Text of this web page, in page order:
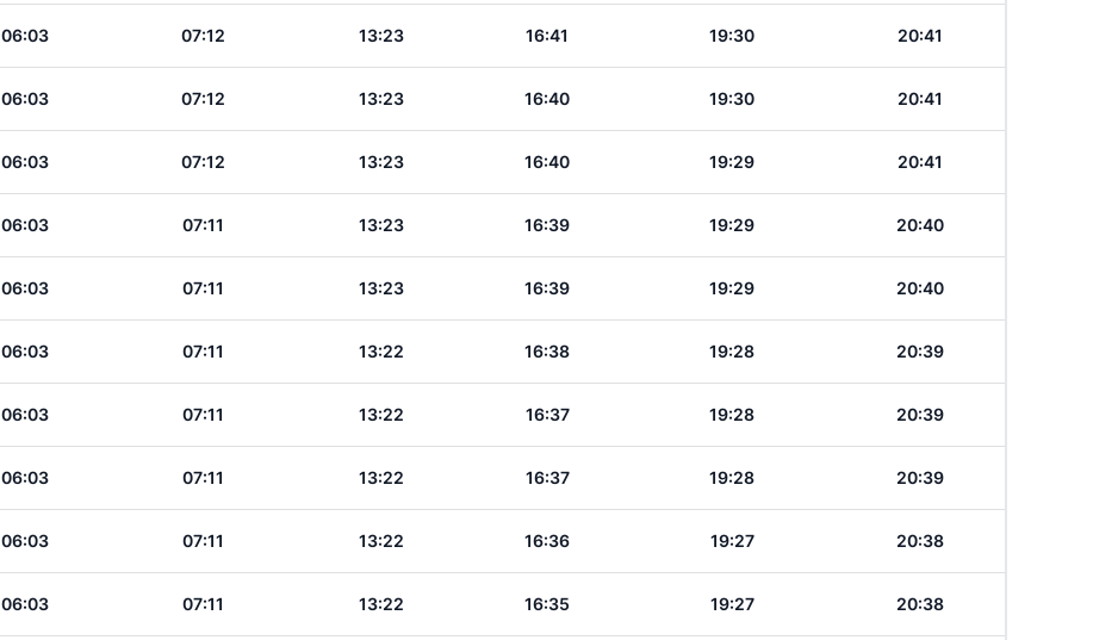
06:03 07:12 13:23 16:41 19:30 20:41
06:03 07:12 13:23 16:40 19:30 20:41
06:03 07:12 13:23 16:40 19:29 20:41
06:03 07:11 13:23 16:39 19:29 20:40
06:03 07:11 13:23 16:39 19:29 20:40
06:03 07:11 13:22 16:38 19:28 20:39
06:03 07:11 13:22 16:37 19:28 20:39
06:03 07:11 13:22 16:37 19:28 20:39
06:03 07:11 13:22 16:36 19:27 20:38
06:03 07:11 13:22 16:35 19:27 20:38